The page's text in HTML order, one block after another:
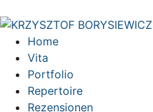
Home
Vita
Portfolio
Repertoire
Rezensionen